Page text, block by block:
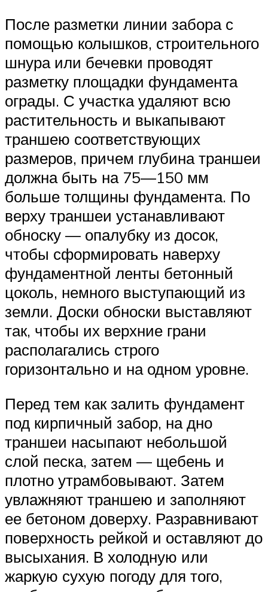
После разметки линии забора с
помощью колышков, строительного
шнура или бечевки проводят
разметку площадки фундамента
ограды. С участка удаляют всю
растительность и выкапывают
траншею соответствующих
размеров, причем глубина траншеи
должна быть на 75—150 мм
больше толщины фундамента. По
верху траншеи устанавливают
обноску — опалубку из досок,
чтобы сформировать наверху
фундаментной ленты бетонный
цоколь, немного выступающий из
земли. Доски обноски выставляют
так, чтобы их верхние грани
располагались строго
горизонтально и на одном уровне.
Перед тем как залить фундамент
под кирпичный забор, на дно
траншеи насыпают небольшой
слой песка, затем — щебень и
плотно утрамбовывают. Затем
увлажняют траншею и заполняют
ее бетоном доверху. Разравнивают
поверхность рейкой и оставляют до
высыхания. В холодную или
жаркую сухую погоду для того,